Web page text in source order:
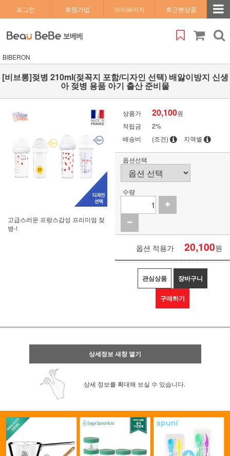
로그인 회원가입 마이페이지 최근본상품
BIBERON
[비브롱]젖병 210ml(젖꼭지 포함/디자인 선택) 배앓이방지 신생
아 젖병 용품 아기 출산 준비물
고급스러운 프랑스감성 프리미엄 젖
병-!
상품가 20,100원
적립금
2%
배송비
(조건) 지역별
옵션선택
수량
옵션 적용가 20,100원
관심상품 장바구니
구매하기
상세정보 새창 열기
상세 정보를 확대해 보실 수 있습니다.